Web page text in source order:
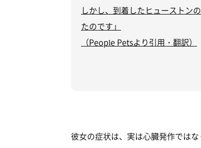
しかし、到着したヒューストン
たのです」
（People Petsより引用・翻訳）
彼女の症状は、実は心臓発作ではな